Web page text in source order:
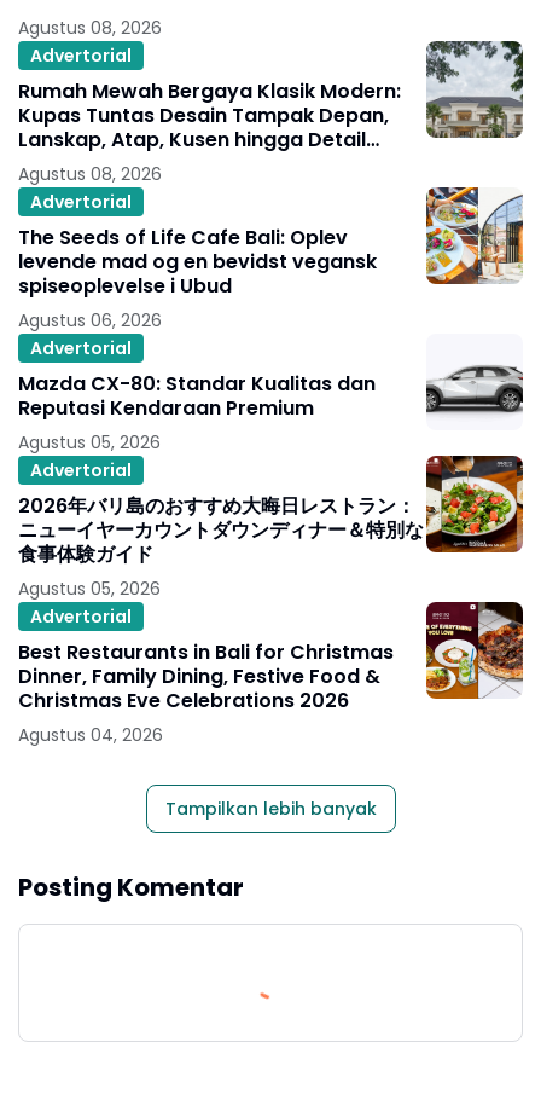
Agustus 08, 2026
Advertorial
Rumah Mewah Bergaya Klasik Modern:
Kupas Tuntas Desain Tampak Depan,
Lanskap, Atap, Kusen hingga Detail
Arsitekturnya
Agustus 08, 2026
Advertorial
The Seeds of Life Cafe Bali: Oplev
levende mad og en bevidst vegansk
spiseoplevelse i Ubud
Agustus 06, 2026
Advertorial
Mazda CX-80: Standar Kualitas dan
Reputasi Kendaraan Premium
Agustus 05, 2026
Advertorial
2026年バリ島のおすすめ大晦日レストラン：
ニューイヤーカウントダウンディナー＆特別な
食事体験ガイド
Agustus 05, 2026
Advertorial
Best Restaurants in Bali for Christmas
Dinner, Family Dining, Festive Food &
Christmas Eve Celebrations 2026
Agustus 04, 2026
Tampilkan lebih banyak
Posting Komentar